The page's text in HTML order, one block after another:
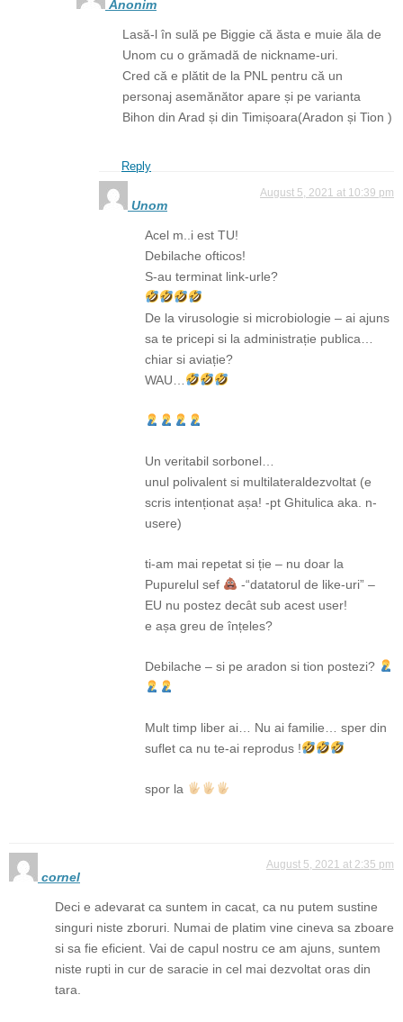
Anonim
Lasă-l în sulă pe Biggie că ăsta e muie ăla de
Unom cu o grămadă de nickname-uri.
Cred că e plătit de la PNL pentru că un
personaj asemănător apare și pe varianta
Bihon din Arad și din Timișoara(Aradon și Tion )
Reply
Unom
August 5, 2021 at 10:39 pm
Acel m..i est TU!
Debilache ofticos!
S-au terminat link-urle?
De la virusologie si microbiologie – ai ajuns
sa te pricepi si la administrație publica…
chiar si aviație?
WAU…
Un veritabil sorbonel…
unul polivalent si multilateraldezvoltat (e
scris intenționat așa! -pt Ghitulica aka. n-
usere)
ti-am mai repetat si ție – nu doar la
Pupurelul sef
-“datatorul de like-uri” –
EU nu postez decât sub acest user!
e așa greu de înțeles?
Debilache – si pe aradon si tion postezi?
Mult timp liber ai… Nu ai familie… sper din
suflet ca nu te-ai reprodus !
spor la
cornel
August 5, 2021 at 2:35 pm
Deci e adevarat ca suntem in cacat, ca nu putem sustine
singuri niste zboruri. Numai de platim vine cineva sa zboare
si sa fie eficient. Vai de capul nostru ce am ajuns, suntem
niste rupti in cur de saracie in cel mai dezvoltat oras din
tara.